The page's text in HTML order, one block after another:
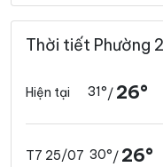
Thời tiết Phường
Hiện tại 31°/ 26°
T7 25/07 30°/ 26°